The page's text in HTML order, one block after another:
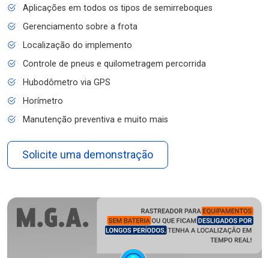
Aplicações em todos os tipos de semirreboques
Gerenciamento sobre a frota
Localização do implemento
Controle de pneus e quilometragem percorrida
Hubodômetro via GPS
Horímetro
Manutenção preventiva e muito mais
Solicite uma demonstração